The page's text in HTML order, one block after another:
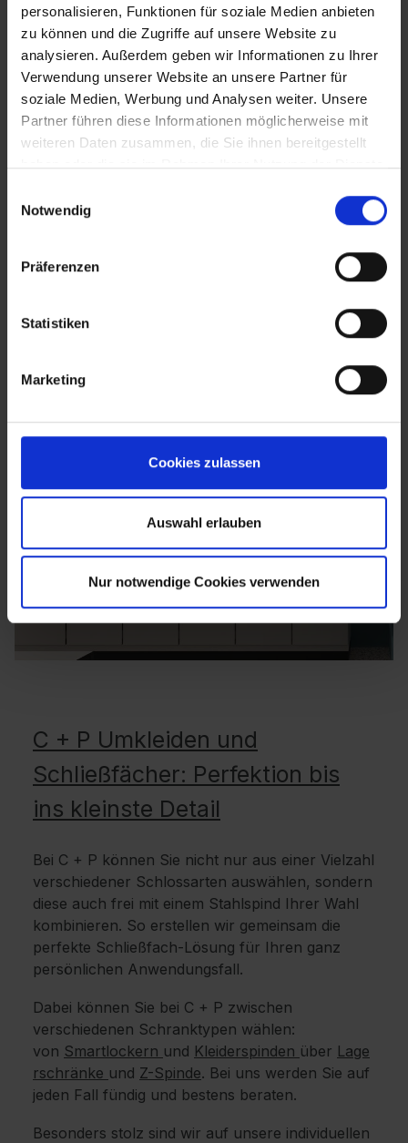
personalisieren, Funktionen für soziale Medien anbieten
zu können und die Zugriffe auf unsere Website zu
analysieren. Außerdem geben wir Informationen zu Ihrer
Verwendung unserer Website an unsere Partner für
soziale Medien, Werbung und Analysen weiter. Unsere
Partner führen diese Informationen möglicherweise mit
weiteren Daten zusammen, die Sie ihnen bereitgestellt
haben oder die sie im Rahmen Ihrer Nutzung der Dienste
Notwendig
Präferenzen
Statistiken
Marketing
Cookies zulassen
Auswahl erlauben
Nur notwendige Cookies verwenden
C + P Umkleiden und
Schließfächer: Perfektion bis
ins kleinste Detail
Bei C + P können Sie nicht nur aus einer Vielzahl
verschiedener Schlossarten auswählen, sondern
diese auch frei mit einem Stahlspind Ihrer Wahl
kombinieren. So erstellen wir gemeinsam die
perfekte Schließfach-Lösung für Ihren ganz
persönlichen Anwendungsfall.
Dabei können Sie bei C + P zwischen
verschiedenen Schranktypen wählen:
von Smartlockern und Kleiderspinden über Lage
rschränke und Z-Spinde. Bei uns werden Sie auf
jeden Fall fündig und bestens beraten.
Besonders stolz sind wir auf unsere individuellen